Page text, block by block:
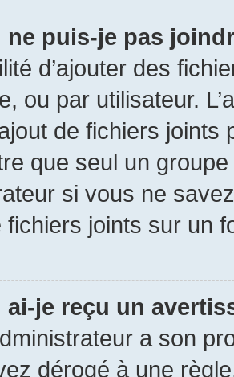
ne puis-je pas
d’ajouter des
ou par utilisateur.
de fichiers
que seul un
si vous ne
fichiers joints sur un
ai-je reçu un
a son
dérogé à une